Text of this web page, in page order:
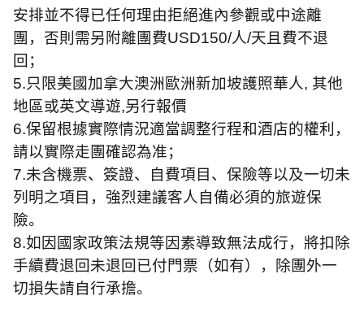
安排並不得已任何理由拒絕進內參觀或中途離
團，否則需另附離團費USD150/人/天且費不退
回；
5.只限美國加拿大澳洲歐洲新加坡護照華人, 其他
地區或英文導遊,另行報價
6.保留根據實際情況適當調整行程和酒店的權利，
請以實際走團確認為准；
7.未含機票、簽證、自費項目、保險等以及一切未
列明之項目，強烈建議客人自備必須的旅遊保
險。
8.如因國家政策法規等因素導致無法成行，將扣除
手續費退回未退回已付門票（如有），除團外一
切損失請自行承擔。